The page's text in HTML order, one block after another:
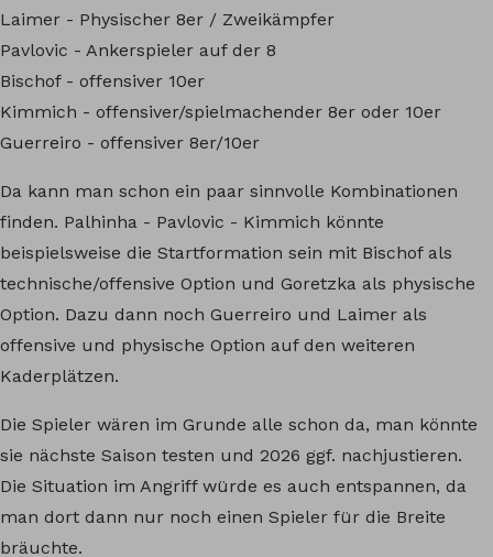
Laimer - Physischer 8er / Zweikämpfer
Pavlovic - Ankerspieler auf der 8
Bischof - offensiver 10er
Kimmich - offensiver/spielmachender 8er oder 10er
Guerreiro - offensiver 8er/10er
Da kann man schon ein paar sinnvolle Kombinationen
finden. Palhinha - Pavlovic - Kimmich könnte
beispielsweise die Startformation sein mit Bischof als
technische/offensive Option und Goretzka als physische
Option. Dazu dann noch Guerreiro und Laimer als
offensive und physische Option auf den weiteren
Kaderplätzen.
Die Spieler wären im Grunde alle schon da, man könnte
sie nächste Saison testen und 2026 ggf. nachjustieren.
Die Situation im Angriff würde es auch entspannen, da
man dort dann nur noch einen Spieler für die Breite
bräuchte.